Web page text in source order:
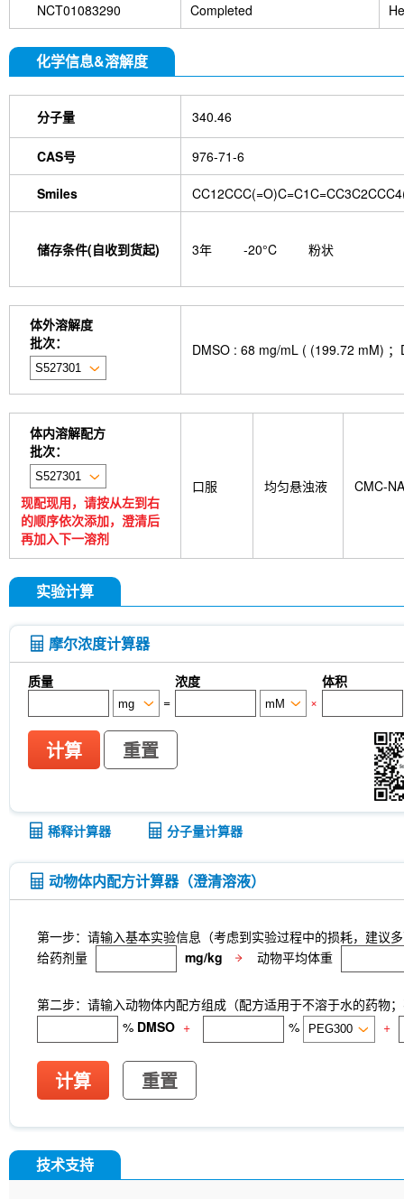
NCT01083290 Completed
化学信息&溶解度
分子量 340.46
CAS号 976-71-6
Smiles
储存条件(自收到货起) 3年 -20°C 粉状
体外溶解度
批次：
DMSO : 68 mg/mL ( (199.72 mM)
体内溶解配方
批次：
现配现用，请按从左到右
的顺序依次添加，澄清后
再加入下一溶剂
口服 均匀悬浊液 CMC-NA
实验计算
摩尔浓度计算器
质量 浓度
体积
=
×
计算 重置
稀释计算器 分子量计算器
动物体内配方计算器（澄清溶液）
第一步：请输入基本实验信息（考虑到实验过程中的损耗，建议
给药剂量
mg/kg 动物平均体重
第二步：请输入动物体内配方组成（配方适用于不溶于水的药物
% DMSO + % +
计算 重置
技术支持